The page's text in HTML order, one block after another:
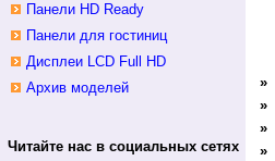
»
»
»
»
Панели HD Ready
Панели для гостиниц
Дисплеи LCD Full HD
Архив моделей
Читайте нас в социальных сетях